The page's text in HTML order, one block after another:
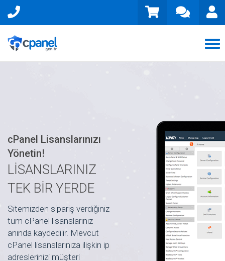
cPanel Lisanslarınızı
Yönetin!
LİSANSLARINIZ
TEK BİR YERDE
Sitemizden sipariş verdiğiniz
tüm cPanel lisanslarınız
anında kaydedilir. Mevcut
cPanel lisanslarınıza ilişkin ip
adreslerinizi müşteri